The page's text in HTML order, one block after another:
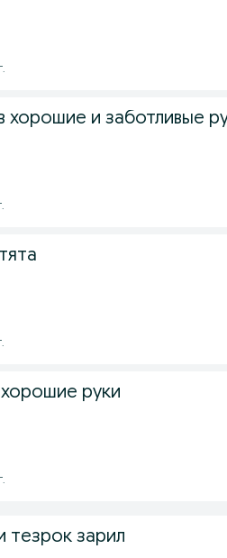
хорошие и заботливые
руки
тезрок зарил